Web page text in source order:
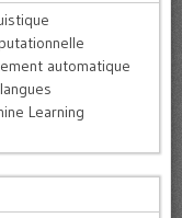
automatique
Learning